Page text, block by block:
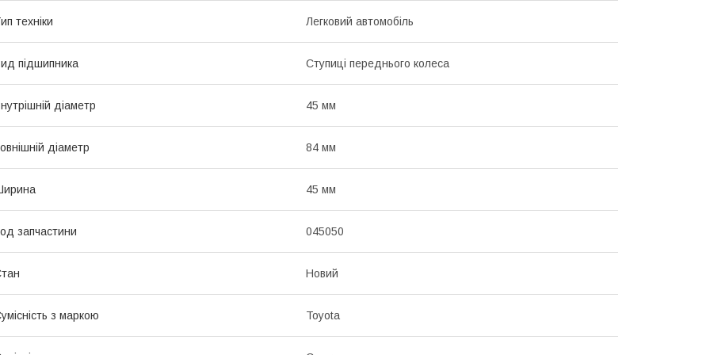
техніки Легковий автомобіль
підшипника Ступиці переднього колеса
діаметр 45 мм
діаметр 84 мм
45 мм
запчастини 045050
Новий
з маркою Toyota